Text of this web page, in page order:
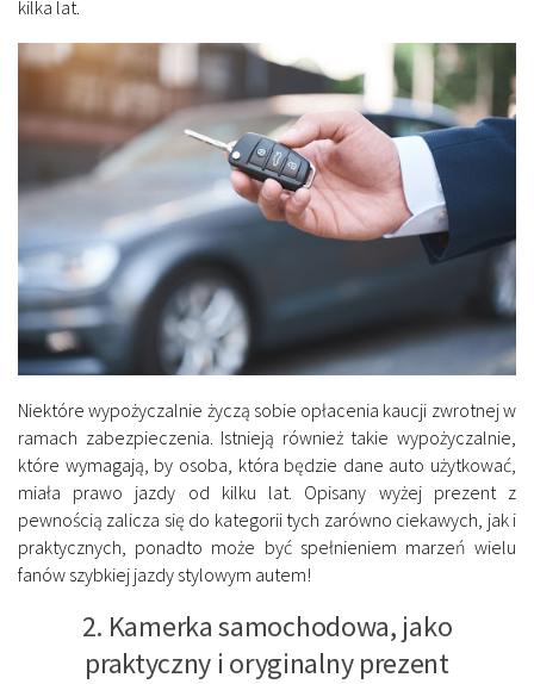
kilka lat.
Niektóre wypożyczalnie życzą sobie opłacenia kaucji zwrotnej w
ramach zabezpieczenia. Istnieją również takie wypożyczalnie,
które wymagają, by osoba, która będzie dane auto użytkować,
miała prawo jazdy od kilku lat. Opisany wyżej prezent z
pewnością zalicza się do kategorii tych zarówno ciekawych, jak i
praktycznych, ponadto może być spełnieniem marzeń wielu
fanów szybkiej jazdy stylowym autem!
2. Kamerka samochodowa, jako
praktyczny i oryginalny prezent